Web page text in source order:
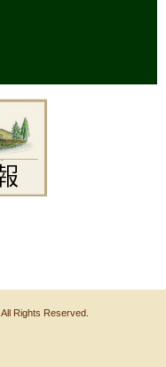
. All Rights Reserved.